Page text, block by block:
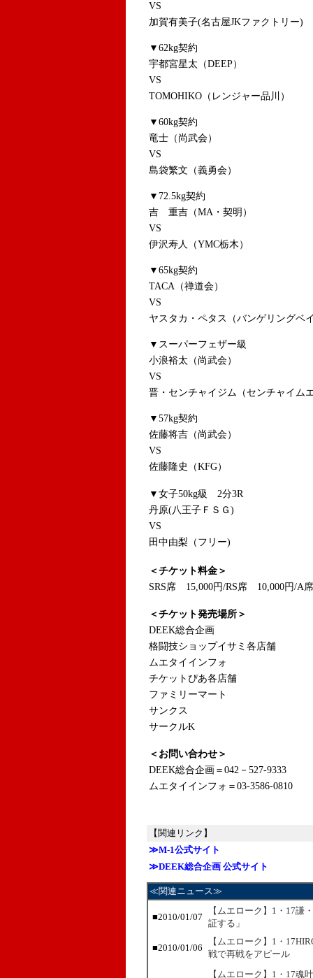
VS
加賀有美子(名古屋JKファクトリー)
▼62kg契約
宇都宮星太（DEEP）
VS
TOMOHIKO（レンジャー品川）
▼60kg契約
竜士（尚武会）
VS
島袋繁文（義勇会）
▼72.5kg契約
吉 重吉（MA・契明）
VS
伊沢寿人（YMC栃木）
▼65kg契約
TACA（禅道会）
VS
ヤスタカ・ペタス（バンゲリングベ
▼スーパーフェザー級
小浪裕太（尚武会）
VS
晋・センチャイジム（センチャイム
▼57kg契約
佐藤将吉（尚武会）
VS
佐藤隆史（KFG）
▼女子50kg級 2分3R
丹原(八王子ＦＳＧ)
VS
田中由梨（フリー)
＜チケット料金＞
SRS席 15,000円/RS席 10,000円/A
＜チケット発売場所＞
DEEK総合企画
格闘技ショップイサミ各店舗
ムエタイインフォ
チケットぴあ各店舗
ファミリーマート
サンクス
サークルK
＜お問い合わせ＞
DEEK総合企画＝042－527-9333
ムエタイインフォ＝03-3586-0810
【関連リンク】
≫M-1公式サイト
≫DEEK総合企画 公式サイト
≪関連ニュース≫
■2010/01/07
【ムエローク】1・17謙
証する」
■2010/01/06
【ムエローク】1・
戦で再戦をアピール
【ムエローク】1・17魂